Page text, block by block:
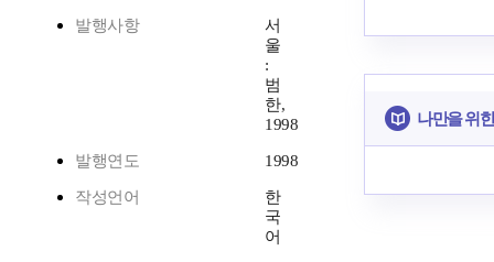
발행사항
서
울
:
범
한,
1998
발행연도 1998
작성언어
한
국
어
나만을 위